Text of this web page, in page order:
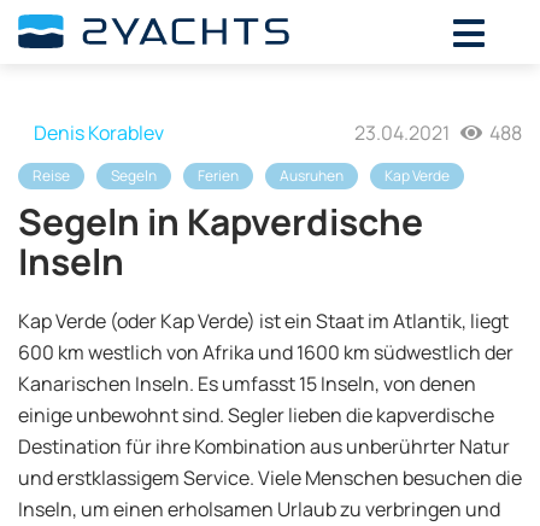
Denis Korablev 23.04.2021 488
Reise Segeln Ferien Ausruhen Kap Verde
Segeln in Kapverdische
Inseln
Kap Verde (oder Kap Verde) ist ein Staat im Atlantik, liegt
600 km westlich von Afrika und 1600 km südwestlich der
Kanarischen Inseln. Es umfasst 15 Inseln, von denen
einige unbewohnt sind. Segler lieben die kapverdische
Destination für ihre Kombination aus unberührter Natur
und erstklassigem Service. Viele Menschen besuchen die
Inseln, um einen erholsamen Urlaub zu verbringen und